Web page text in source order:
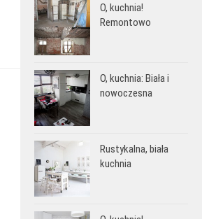
O, kuchnia!
Remontowo
O, kuchnia: Biała i
nowoczesna
Rustykalna, biała
kuchnia